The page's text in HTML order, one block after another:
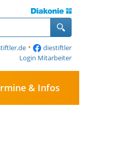
•
diestiftler
Login Mitarbeiter
& Infos